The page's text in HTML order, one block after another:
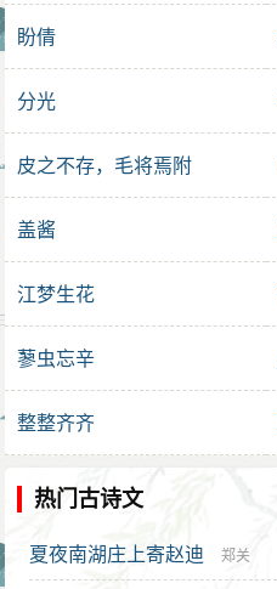
盼倩
分光
皮之不存，毛将焉附
盖酱
江梦生花
蓼虫忘辛
整整齐齐
热门古诗文
夏夜南湖庄上寄赵迪 郑关